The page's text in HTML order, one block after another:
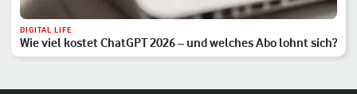
DIGITAL LIFE
Wie viel kostet ChatGPT 2026 – und welches Abo lohnt sich?